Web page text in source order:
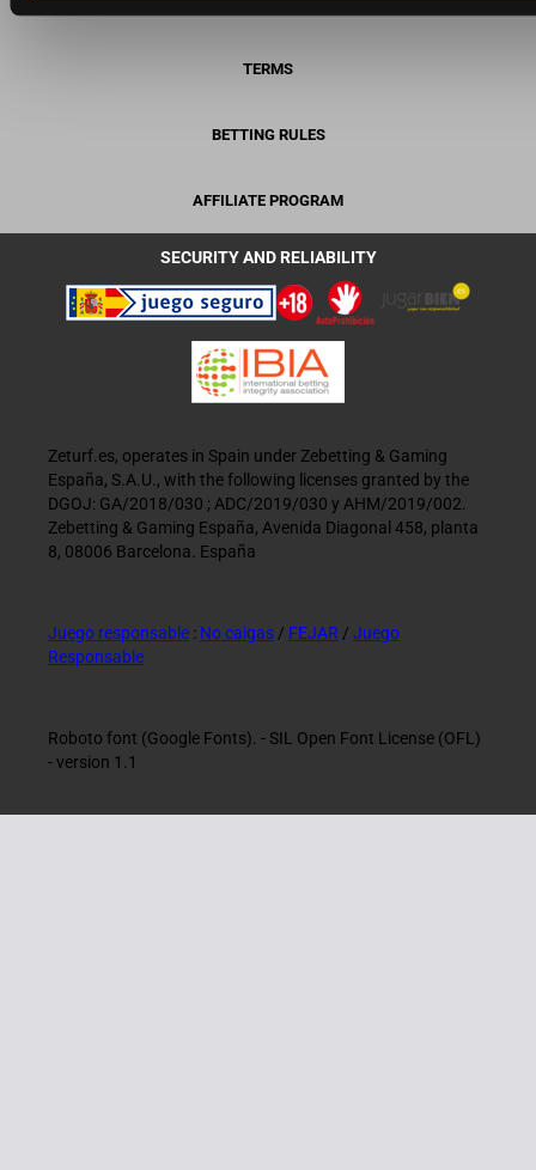
TERMS
BETTING RULES
AFFILIATE PROGRAM
SECURITY AND RELIABILITY
Zeturf.es, operates in Spain under Zebetting & Gaming
España, S.A.U., with the following licenses granted by the
DGOJ: GA/2018/030 ; ADC/2019/030 y AHM/2019/002.
Zebetting & Gaming España, Avenida Diagonal 458, planta
8, 08006 Barcelona. España
Juego responsable : No caigas / FEJAR / Juego
Responsable
Roboto font (Google Fonts). - SIL Open Font License (OFL)
- version 1.1